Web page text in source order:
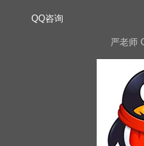
QQ咨询
严老师